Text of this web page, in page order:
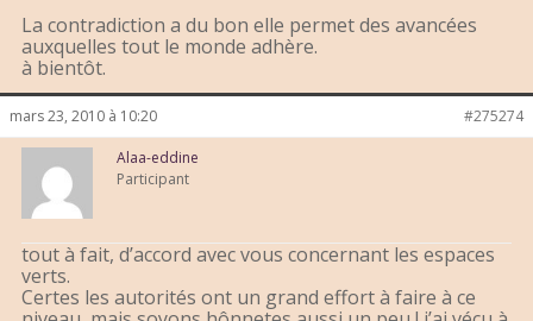
La contradiction a du bon elle permet des avancées
auxquelles tout le monde adhère.
à bientôt.
mars 23, 2010 à 10:20 #275274
Alaa-eddine
Participant
tout à fait, d’accord avec vous concernant les espaces
verts.
Certes les autorités ont un grand effort à faire à ce